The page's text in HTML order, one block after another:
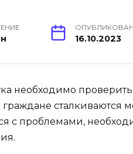
16.10.2023
необходимо
сталкиваются
с проблемами,